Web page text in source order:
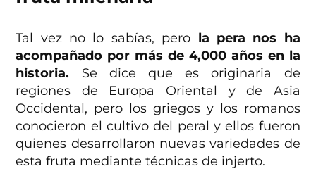
Tal vez no lo sabías, pero la pera nos ha
acompañado por más de 4,000 años en la
historia. Se dice que es originaria de
regiones de Europa Oriental y de Asia
Occidental, pero los griegos y los romanos
conocieron el cultivo del peral y ellos fueron
quienes desarrollaron nuevas variedades de
esta fruta mediante técnicas de injerto.